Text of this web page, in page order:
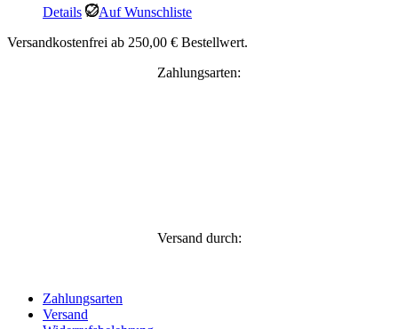
Details
Auf Wunschliste
Versandkostenfrei ab 250,00 € Bestellwert.
Zahlungsarten:
Versand durch:
Zahlungsarten
Versand